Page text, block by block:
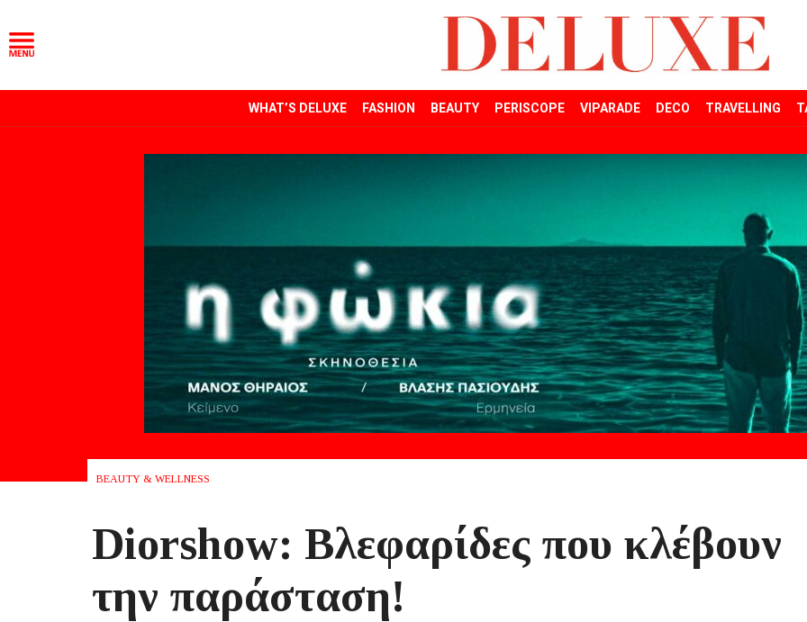
WHAT’S DELUXE FASHION BEAUTY PERISCOPE VIPARADE DECO TRAVELLING
BEAUTY & WELLNESS
Diorshow: Βλεφαρίδες που κλέβουν
την παράσταση!